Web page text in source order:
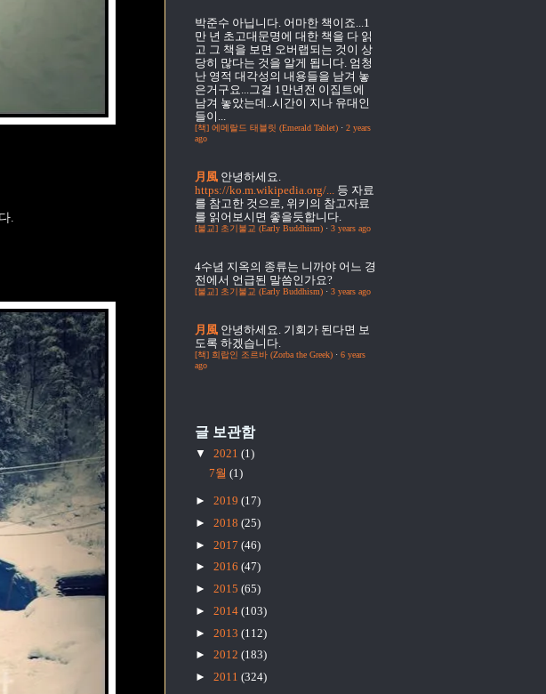
.
박준수 아닙니다. 어마한 책이죠...1
만 년 초고대문명에 대한 책을 다 읽
고 그 책을 보면 오버랩되는 것이 상
당히 많다는 것을 알게 됩니다. 엄청
난 영적 대각성의 내용들을 남겨 놓
은거구요...그걸 1만년전 이집트에
남겨 놓았는데..시간이 지나 유대인
들이...
[책] 에메랄드 태블릿 (Emerald Tablet) · 2 years
ago
月風 안녕하세요.
https://ko.m.wikipedia.org/... 등 자료
를 참고한 것으로, 위키의 참고자료
를 읽어보시면 좋을듯합니다.
[불교] 초기불교 (Early Buddhism) · 3 years ago
4수념 지옥의 종류는 니까야 어느 경
전에서 언급된 말씀인가요?
[불교] 초기불교 (Early Buddhism) · 3 years ago
月風 안녕하세요. 기회가 된다면 보
도록 하겠습니다.
[책] 희랍인 조르바 (Zorba the Greek) · 6 years
ago
글 보관함
▼ 2021 (1)
7월 (1)
► 2019 (17)
► 2018 (25)
► 2017 (46)
► 2016 (47)
► 2015 (65)
► 2014 (103)
► 2013 (112)
► 2012 (183)
► 2011 (324)